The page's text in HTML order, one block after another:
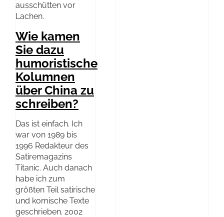
ausschütten vor
Lachen.
Wie kamen
Sie dazu
humoristische
Kolumnen
über China zu
schreiben?
Das ist einfach. Ich
war von 1989 bis
1996 Redakteur des
Satiremagazins
Titanic. Auch danach
habe ich zum
größten Teil satirische
und komische Texte
geschrieben. 2002